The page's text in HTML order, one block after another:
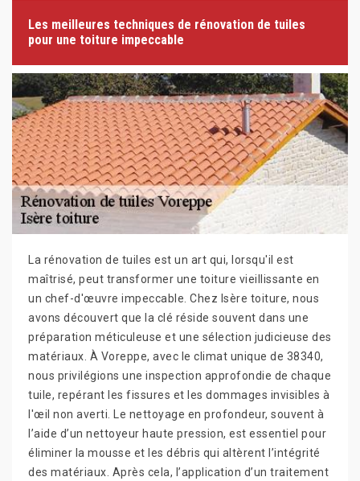
Les meilleures techniques de rénovation de tuiles
pour une toiture impeccable
La rénovation de tuiles est un art qui, lorsqu'il est
maîtrisé, peut transformer une toiture vieillissante en
un chef-d'œuvre impeccable. Chez Isère toiture, nous
avons découvert que la clé réside souvent dans une
préparation méticuleuse et une sélection judicieuse des
matériaux. À Voreppe, avec le climat unique de 38340,
nous privilégions une inspection approfondie de chaque
tuile, repérant les fissures et les dommages invisibles à
l'œil non averti. Le nettoyage en profondeur, souvent à
l’aide d’un nettoyeur haute pression, est essentiel pour
éliminer la mousse et les débris qui altèrent l’intégrité
des matériaux. Après cela, l’application d’un traitement